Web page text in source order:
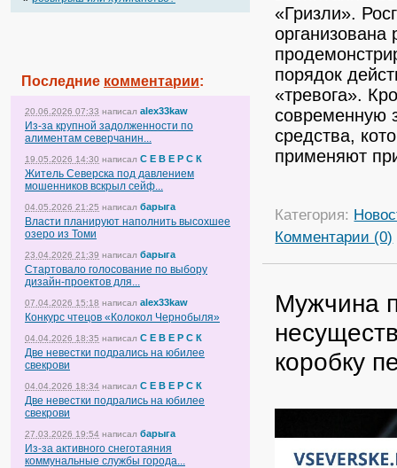
Последние комментарии:
20.06.2026 07:33 написал alex33kaw
Из-за крупной задолженности по
алиментам северчанин...
19.05.2026 14:30 написал С Е В Е Р С К
Житель Северска под давлением
мошенников вскрыл сейф...
04.05.2026 21:25 написал барыга
Власти планируют наполнить высохшее
озеро из Томи
23.04.2026 21:39 написал барыга
Стартовало голосование по выбору
дизайн-проектов для...
07.04.2026 15:18 написал alex33kaw
Конкурс чтецов «Колокол Чернобыля»
04.04.2026 18:35 написал С Е В Е Р С К
Две невестки подрались на юбилее
свекрови
04.04.2026 18:34 написал С Е В Е Р С К
Две невестки подрались на юбилее
свекрови
27.03.2026 19:54 написал барыга
Из-за активного снеготаяния
коммунальные службы города...
«Гризли».
организована
порядок
«тревога».
современную
средства,
применяют
Категория:
Комментарии (0)
Мужчина
коробку